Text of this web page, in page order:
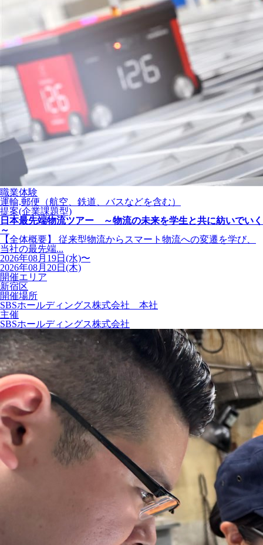
職業体験
運輸,郵便（航空、鉄道、バスなどを含む）
提案(企業課題型)
日本最先端物流ツアー ～物流の未来を学生と共に紡いでいく
～
【全体概要】 従来型物流からスマート物流への変遷を学び、
当社の最先端...
2026年08月19日(水)〜
2026年08月20日(木)
開催エリア
新宿区
開催場所
SBSホールディングス株式会社 本社
主催
SBSホールディングス株式会社